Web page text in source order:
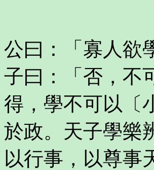
公曰：「寡人欲
子曰：「否，不
得，學不可以〔
於政。天子學樂
以行事，以尊事